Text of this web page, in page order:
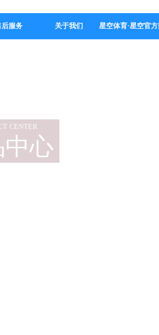
后服务 关于我们 星空体育·星空官
中心
CENTER